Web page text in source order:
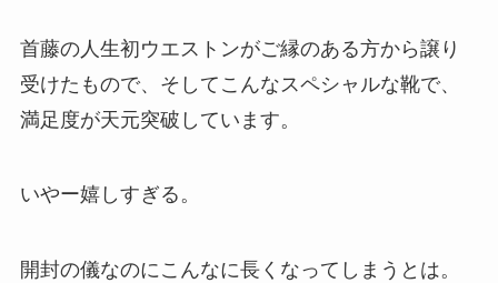
首藤の人生初ウエストンがご縁のある方から譲り
受けたもので、そしてこんなスペシャルな靴で、
満足度が天元突破しています。
いやー嬉しすぎる。
開封の儀なのにこんなに長くなってしまうとは。